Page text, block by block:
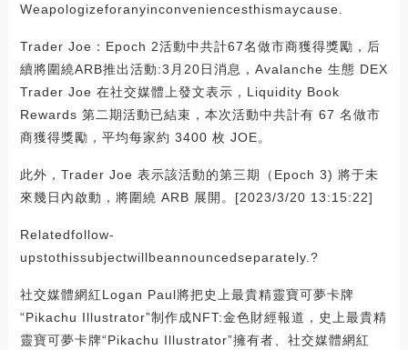
Weapologizeforanyinconveniencesthismaycause.
Trader Joe：Epoch 2活動中共計67名做市商獲得獎勵，后
續將圍繞ARB推出活動:3月20日消息，Avalanche 生態 DEX
Trader Joe 在社交媒體上發文表示，Liquidity Book
Rewards 第二期活動已結束，本次活動中共計有 67 名做市
商獲得獎勵，平均每家約 3400 枚 JOE。
此外，Trader Joe 表示該活動的第三期（Epoch 3) 將于未
來幾日內啟動，將圍繞 ARB 展開。[2023/3/20 13:15:22]
Relatedfollow-
upstothissubjectwillbeannouncedseparately.?
社交媒體網紅Logan Paul將把史上最貴精靈寶可夢卡牌
“Pikachu Illustrator”制作成NFT:金色財經報道，史上最貴精
靈寶可夢卡牌“Pikachu Illustrator”擁有者、社交媒體網紅